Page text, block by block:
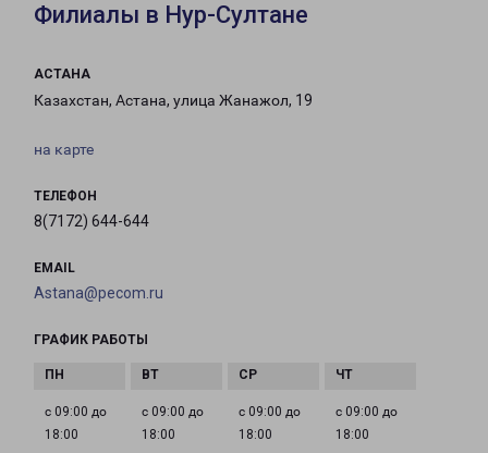
Филиалы в Нур-Султане
АСТАНА
Казахстан, Астана, улица Жанажол, 19
на карте
ТЕЛЕФОН
8(7172) 644-644
EMAIL
Astana@pecom.ru
ГРАФИК РАБОТЫ
с 09:00 до
18:00
с 09:00 до
18:00
с 09:00 до
18:00
с 09:00 до
18:00